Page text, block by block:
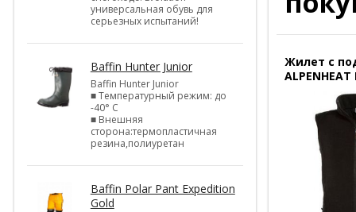
универсальная обувь для
серьезных испытаний!
Baffin Hunter Junior
Baffin Hunter Junior
■ Температурный режим: до
-40° С
■ Внешняя
сторона:термопластичная
резина,полиуретан
Baffin Polar Pant Expedition
Gold
Жилет с